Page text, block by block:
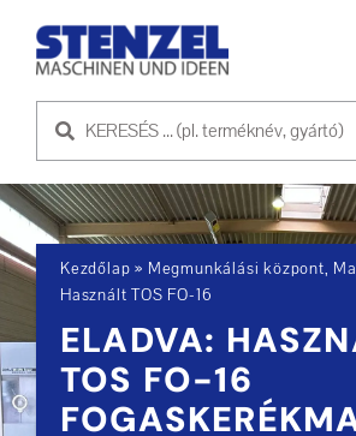
HASZNÁLT GÉPEK
ELADÓ GÉP
SZOLGÁLTATÁS
RÓLUNK
Kezdőlap » Megmunkálási központ,
Használt TOS FO-16
ELADVA:
TOS FO-16